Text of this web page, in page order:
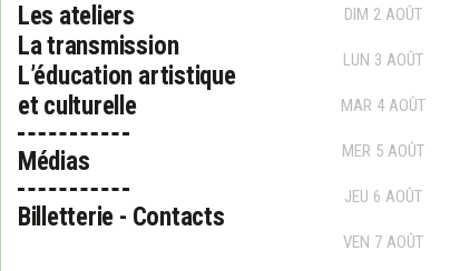
Les ateliers
La transmission
L’éducation artistique
et culturelle
Médias
Billetterie - Contacts
DIM 2 AOÛT
LUN 3 AOÛT
MAR 4 AOÛT
MER 5 AOÛT
JEU 6 AOÛT
VEN 7 AOÛT